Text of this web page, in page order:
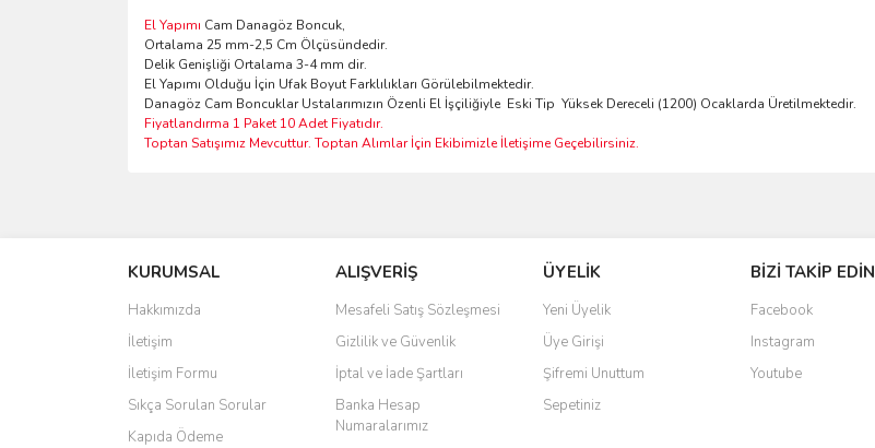
El Yapımı Cam Danagöz Boncuk,
Ortalama 25 mm-2,5 Cm Ölçüsündedir.
Delik Genişliği Ortalama 3-4 mm dir.
El Yapımı Olduğu İçin Ufak Boyut Farklılıkları Görülebilmektedir.
Danagöz Cam Boncuklar Ustalarımızın Özenli El İşçiliğiyle Eski Tip Yüksek Dereceli (1200) Ocaklarda Üretilmektedir.
Fiyatlandırma 1 Paket 10 Adet Fiyatıdır.
Toptan Satışımız Mevcuttur. Toptan Alımlar İçin Ekibimizle İletişime Geçebilirsiniz.
Ürün resmi kalitesiz, bozuk veya görüntülenemiyor.
Ürün açıklamasında eksik bilgiler bulunuyor.
Ürün bilgilerinde hatalar bulunuyor.
Ürün fiyatı diğer sitelerden daha pahalı.
Bu ürüne benzer farklı alternatifler olmalı.
KURUMSAL
Hakkımızda
İletişim
İletişim Formu
Sıkça Sorulan Sorular
Kapıda Ödeme
ALIŞVERİŞ
Mesafeli Satış Sözleşmesi
Gizlilik ve Güvenlik
İptal ve İade Şartları
Banka Hesap
Numaralarımız
ÜYELİK
Yeni Üyelik
Üye Girişi
Şifremi Unuttum
Sepetiniz
BİZİ TAKİP EDİN
Facebook
Instagram
Youtube